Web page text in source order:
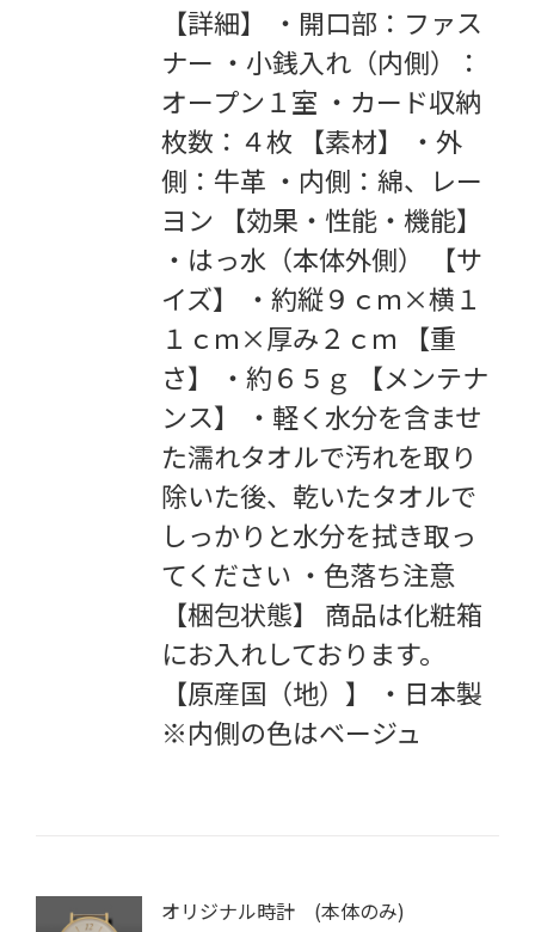
【詳細】 ・開口部：ファス
ナー ・小銭入れ（内側）：
オープン１室 ・カード収納
枚数：４枚 【素材】 ・外
側：牛革 ・内側：綿、レー
ヨン 【効果・性能・機能】
・はっ水（本体外側） 【サ
イズ】 ・約縦９ｃｍ×横１
１ｃｍ×厚み２ｃｍ 【重
さ】 ・約６５ｇ 【メンテナ
ンス】 ・軽く水分を含ませ
た濡れタオルで汚れを取り
除いた後、乾いたタオルで
しっかりと水分を拭き取っ
てください ・色落ち注意
【梱包状態】 商品は化粧箱
にお入れしております。
【原産国（地）】 ・日本製
※内側の色はベージュ
オリジナル時計 (本体のみ)